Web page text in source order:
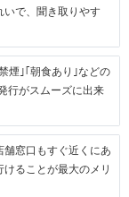
いで、聞き取りやす
煙｣｢朝食あり｣などの
行がスムーズに出来
窓口もすぐ近くにあ
ることが最大のメリ